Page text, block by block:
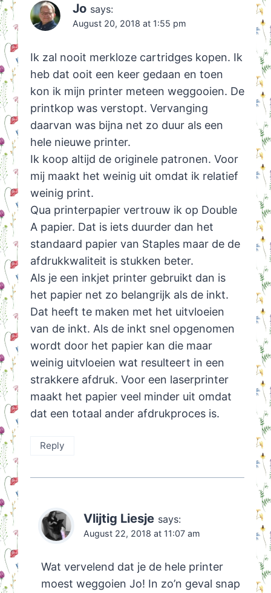
Jo says:
August 20, 2018 at 1:55 pm
Ik zal nooit merkloze cartridges kopen. Ik
heb dat ooit een keer gedaan en toen
kon ik mijn printer meteen weggooien. De
printkop was verstopt. Vervanging
daarvan was bijna net zo duur als een
hele nieuwe printer.
Ik koop altijd de originele patronen. Voor
mij maakt het weinig uit omdat ik relatief
weinig print.
Qua printerpapier vertrouw ik op Double
A papier. Dat is iets duurder dan het
standaard papier van Staples maar de de
afdrukkwaliteit is stukken beter.
Als je een inkjet printer gebruikt dan is
het papier net zo belangrijk als de inkt.
Dat heeft te maken met het uitvloeien
van de inkt. Als de inkt snel opgenomen
wordt door het papier kan die maar
weinig uitvloeien wat resulteert in een
strakkere afdruk. Voor een laserprinter
maakt het papier veel minder uit omdat
dat een totaal ander afdrukproces is.
Reply
Vlijtig Liesje says:
August 22, 2018 at 11:07 am
Wat vervelend dat je de hele printer
moest weggoien Jo! In zo’n geval snap